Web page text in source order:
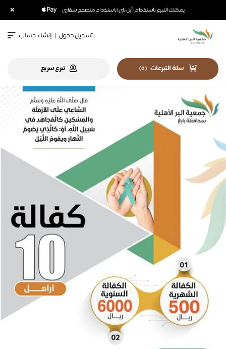
يمكنك التبرع باستخدام (أبل باي) باستخدام متصفح سفاري ×
تسجيل دخول | إنشاء حساب
سلة التبرعات (
0
) تبرع سريع